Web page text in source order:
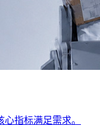
指标满足需求。